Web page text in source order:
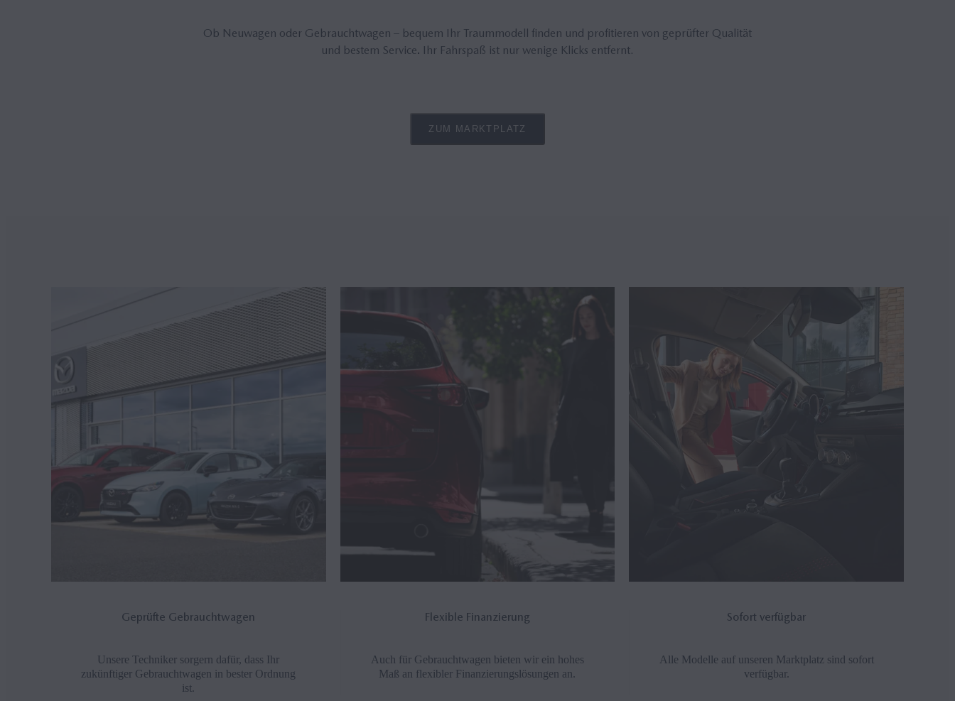
Ob Neuwagen oder Gebrauchtwagen – bequem Ihr Traummodell finden und profitieren von geprüfter Qualität
und bestem Service. Ihr Fahrspaß ist nur wenige Klicks entfernt.
ZUM MARKTPLATZ
Geprüfte Gebrauchtwagen
Unsere Techniker sorgern dafür, dass Ihr
zukünftiger Gebrauchtwagen in bester Ordnung
ist.
Flexible Finanzierung
Auch für Gebrauchtwagen bieten wir ein hohes
Maß an flexibler Finanzierungslösungen an.
Sofort verfügbar
Alle Modelle auf unseren Marktplatz sind sofort
verfügbar.